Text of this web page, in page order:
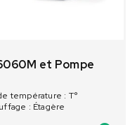
et Pompe
température : T°
: Étagère